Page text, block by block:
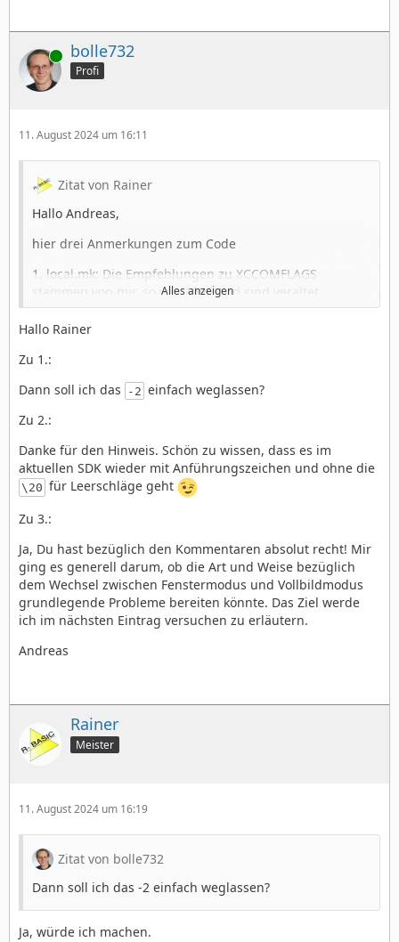
Online bolle732
Profi
11. August 2024 um 16:11
Zitat von Rainer
Hallo Andreas,
hier drei Anmerkungen zum Code
1. local.mk: Die Empfehlungen zu XCCOMFLAGS
stammen von mir, so von 1995 und sind veraltet.
Insbesondere XCCOMFLAGS += -2 würde ich heute nicht
mehr machen.
2. local.mk: Mit Watcom muss der Linkflagstext in
LINKFLAGS += -N "Dat ist meins! Klaro?"
nicht.
3. Es ist immer relativ schwer, bei einem vollständig
unkommentierten Code zu sehen, worauf du
hinauswillst. Ich sehe nichts, was ich als problematisch
ansehen würde. Für ein Spiel wie Ladder würde ich
den Umweg über ein extra Vis-Objekt. Das Objekt
"FullText" und die dazugehörige Klasse ist im
Beispielcode nicht zwingend erforderlich.
Rainer
Alles anzeigen
Hallo Rainer
Zu 1.:
Dann soll ich das
-2 einfach weglassen?
Zu 2.:
Danke für den Hinweis. Schön zu wissen, dass es im
aktuellen SDK wieder mit Anführungszeichen und ohne die
\20 für Leerschläge geht
Zu 3.:
Ja, Du hast bezüglich den Kommentaren absolut recht! Mir
ging es generell darum, ob die Art und Weise bezüglich
dem Wechsel zwischen Fenstermodus und Vollbildmodus
grundlegende Probleme bereiten könnte. Das Ziel werde
ich im nächsten Eintrag versuchen zu erläutern.
Andreas
Rainer
Meister
11. August 2024 um 16:19
Zitat von bolle732
Dann soll ich das -2 einfach weglassen?
Ja, würde ich machen.